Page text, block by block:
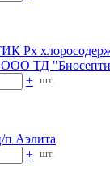
Рх
ООО ТД
+ шт.
п Аэлита
+ шт.